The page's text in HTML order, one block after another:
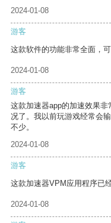
2024-01-08
游客
这款软件的功能非常全面，
2024-01-08
游客
这款加速器app的加速效果
况了。我以前玩游戏经常会
不少。
2024-01-08
游客
这款加速器VPM应用程序已
2024-01-08